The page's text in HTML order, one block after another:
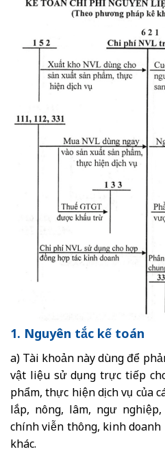
1. Nguyên tắc kế toán
a) Tài khoản này dùng để
vật liệu sử dụng trực tiếp
phẩm, thực hiện dịch vụ của
lắp, nông, lâm, ngư
chính viễn thông, kinh doanh
khác.